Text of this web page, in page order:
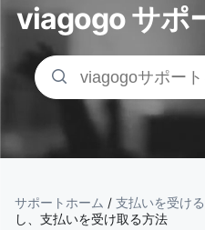
ン
ト
ポ
、
タ
viagogo サポ
サポートホーム / 支払いを受ける
し、支払いを受け取る方法